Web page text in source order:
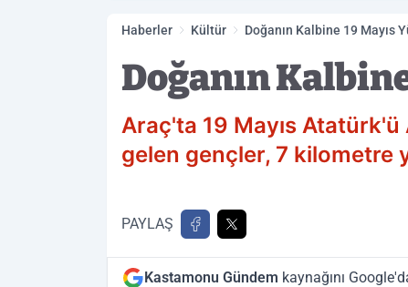
Haberler Kültür Doğanın Kalbine 19 Mayıs
Doğanın
Araç'ta 19 Mayıs
gelen gençler, 7 kilometre
PAYLAŞ
Kastamonu Gündem kaynağını